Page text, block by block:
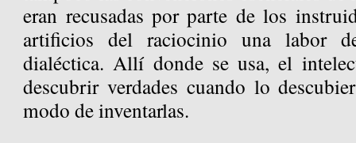
eran recusadas por parte de los
artificios del raciocinio una labor
dialéctica. Allí donde se usa, el
descubrir verdades cuando lo
modo de inventarlas.